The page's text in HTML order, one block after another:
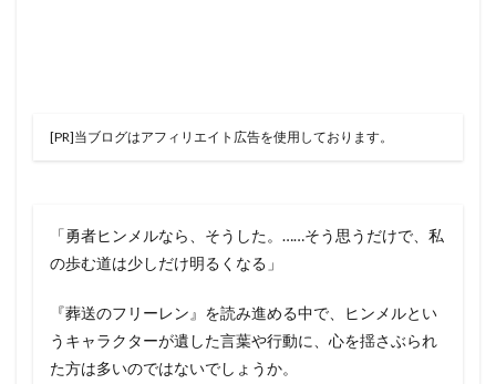
[PR]当ブログはアフィリエイト広告を使用しております。
「勇者ヒンメルなら、そうした。……そう思うだけで、私
の歩む道は少しだけ明るくなる」
『葬送のフリーレン』を読み進める中で、ヒンメルとい
うキャラクターが遺した言葉や行動に、心を揺さぶられ
た方は多いのではないでしょうか。